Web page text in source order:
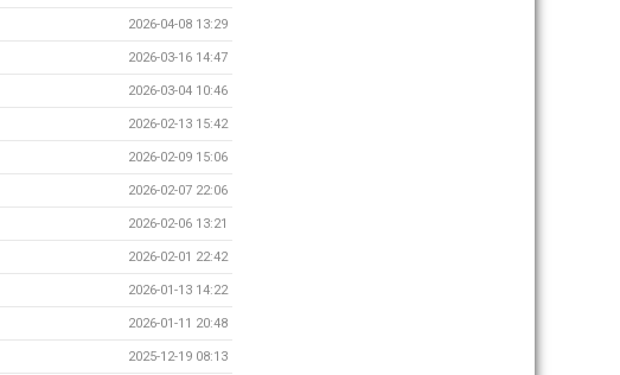
2026-04-08 13:29
2026-03-16 14:47
2026-03-04 10:46
2026-02-13 15:42
2026-02-09 15:06
2026-02-07 22:06
2026-02-06 13:21
2026-02-01 22:42
2026-01-13 14:22
2026-01-11 20:48
2025-12-19 08:13